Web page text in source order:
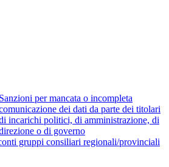
Sanzioni per mancata o incompleta
dei dati da parte dei titolari
incarichi politici, di amministrazione, di
o di governo
gruppi consiliari regionali/provinciali